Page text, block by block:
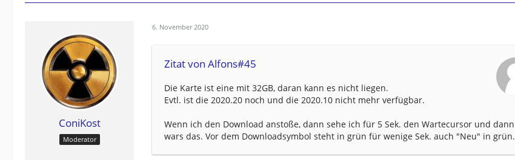
ConiKost
Moderator
6. November 2020
Zitat von Alfons#45
Die Karte ist eine mit 32GB, daran kann es nicht liegen.
Evtl. ist die 2020.20 noch und die 2020.10 nicht mehr verfügbar.
Wenn ich den Download anstoße, dann sehe ich für 5 Sek. den Wartecursor und dann
wars das. Vor dem Downloadsymbol steht in grün für wenige Sek. auch "Neu" in grün.